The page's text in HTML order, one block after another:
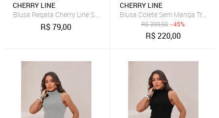
CHERRY LINE
Blusa Regata Cherry Line Sem Mangas Gola Alta Tricot Trança Azul
R$79,00
CHERRY LINE
Blusa Colete Sem Manga Tricot
R$399,90 - 45%
R$220,00